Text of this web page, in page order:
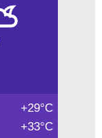
+29°C
+33°C